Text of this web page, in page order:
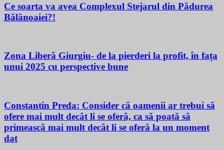
Ce soarta va avea Complexul Stejarul din Pădurea
Bălănoaiei?!
Zona Liberă Giurgiu- de la pierderi la profit, în fața
unui 2025 cu perspective bune
Constantin Preda: Consider că oamenii ar trebui să
ofere mai mult decât li se oferă, ca să poată să
primească mai mult decât li se oferă la un moment
dat